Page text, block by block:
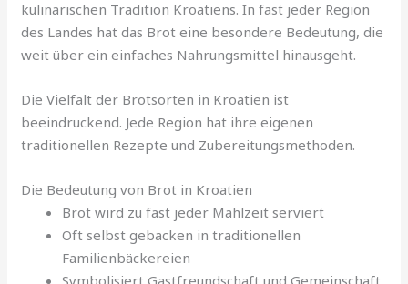
kulinarischen Tradition Kroatiens. In fast jeder Region
des Landes hat das Brot eine besondere Bedeutung, die
weit über ein einfaches Nahrungsmittel hinausgeht.
Die Vielfalt der Brotsorten in Kroatien ist
beeindruckend. Jede Region hat ihre eigenen
traditionellen Rezepte und Zubereitungsmethoden.
Die Bedeutung von Brot in Kroatien
Brot wird zu fast jeder Mahlzeit serviert
Oft selbst gebacken in traditionellen
Familienbäckereien